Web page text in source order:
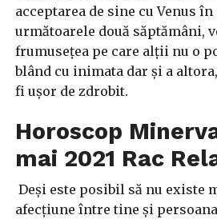
acceptarea de sine cu Venus
următoarele două săptămâni,
frumusețea pe care alții nu o
blând cu inimata dar și a
fi ușor de zdrobit.
Horoscop
mai 2021 Rac
Deși este posibil să nu existe
afecțiune între tine și